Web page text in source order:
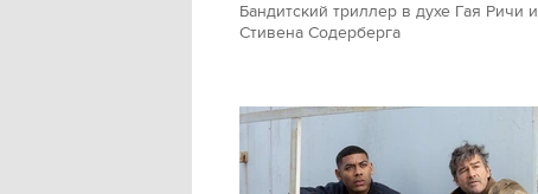
Бандитский триллер в духе Гая Ричи и
Стивена Содерберга